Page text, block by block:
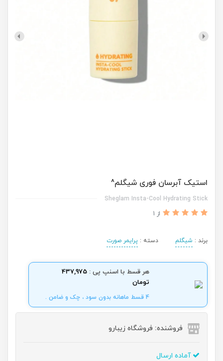
استیک آبرسان فوری شیگلم^
Sheglam Insta-Cool Hydrating Stick
از 1
برند : شیگلم دسته : پرایمر صورت
هر قسط با اسنپ پی : 437,975
تومان
4 قسط ماهانه بدون سود ، چک و ضامن .
فروشنده: فروشگاه زیبارو
آماده ارسال